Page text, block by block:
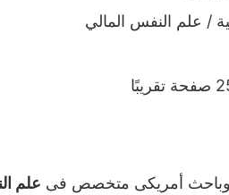
/ علم النفس المالي
أمريكى متخصص فى علم